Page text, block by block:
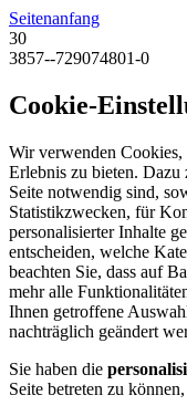
Seitenanfang
30
3857--729074801-0
Cookie-
Wir verwenden Cookies,
Erlebnis zu bieten.
Seite notwendig sind,
Statistikzwecken, für
personalisierter Inhalte
entscheiden, welche
beachten Sie, dass auf
mehr alle
Ihnen getroffene
nachträglich geändert
Sie haben die
Seite betreten zu